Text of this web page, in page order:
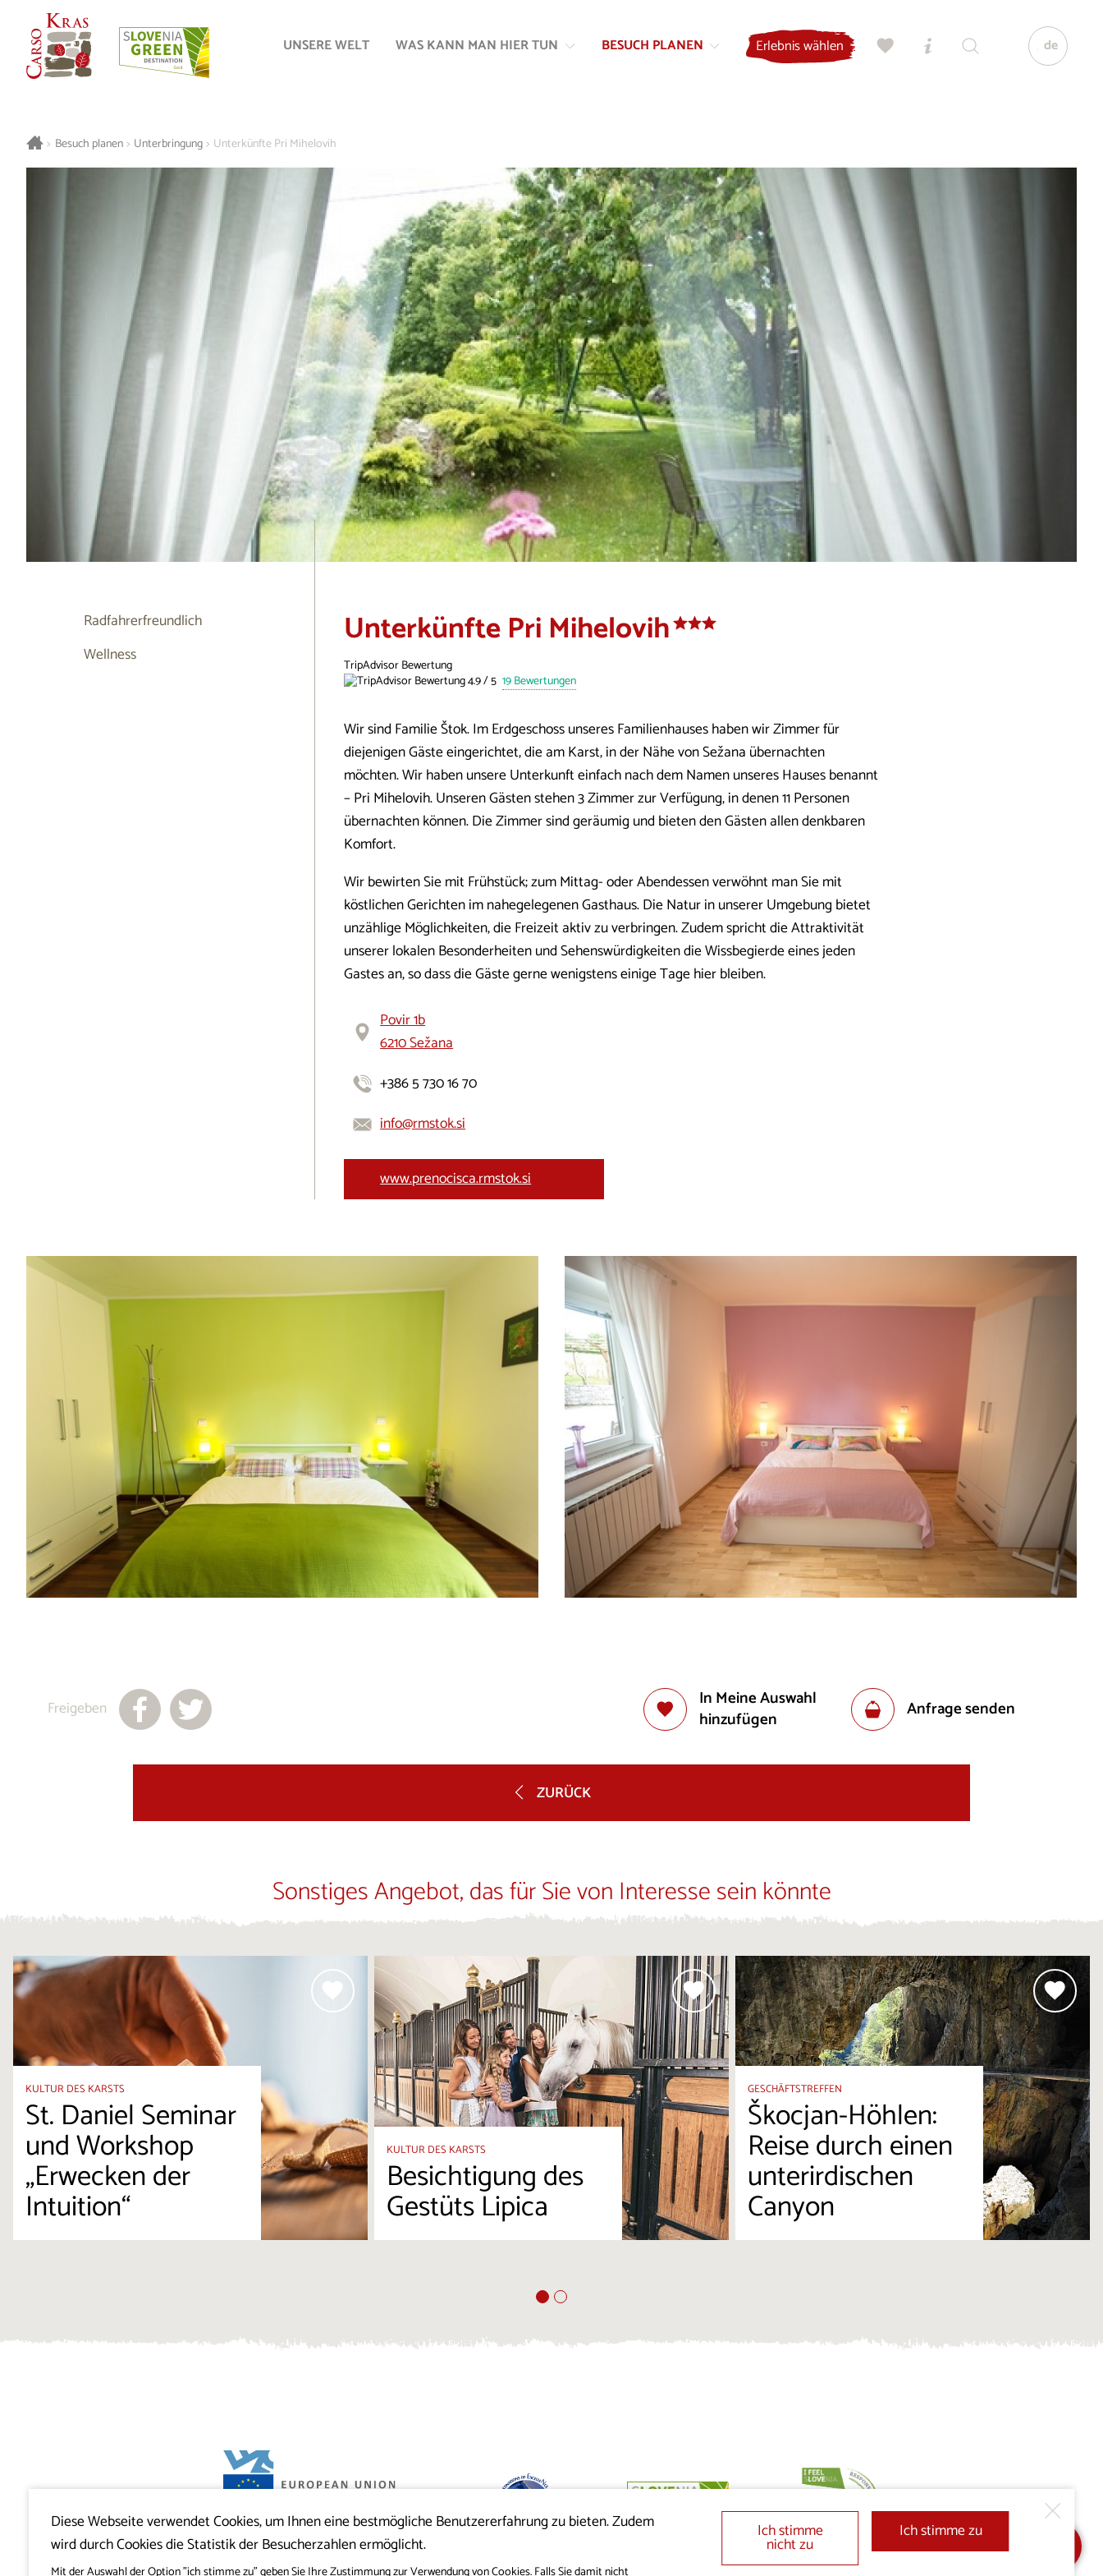
Inhalt
Navigation
UNSERE WELT WAS KANN MAN HIER TUN BESUCH PLANEN Erlebnis wählen de
> Besuch planen > Unterbringung > Unterkünfte Pri Mihelovih
Unterkünfte Pri Mihelovih
TripAdvisor Bewertung
19 Bewertungen
Wir sind Familie Štok. Im Erdgeschoss unseres Familienhauses haben wir Zimmer für
diejenigen Gäste eingerichtet, die am Karst, in der Nähe von Sežana übernachten
möchten. Wir haben unsere Unterkunft einfach nach dem Namen unseres Hauses benannt
– Pri Mihelovih. Unseren Gästen stehen 3 Zimmer zur Verfügung, in denen 11 Personen
übernachten können. Die Zimmer sind geräumig und bieten den Gästen allen denkbaren
Komfort.
Wir bewirten Sie mit Frühstück; zum Mittag- oder Abendessen verwöhnt man Sie mit
köstlichen Gerichten im nahegelegenen Gasthaus. Die Natur in unserer Umgebung bietet
unzählige Möglichkeiten, die Freizeit aktiv zu verbringen. Zudem spricht die Attraktivität
unserer lokalen Besonderheiten und Sehenswürdigkeiten die Wissbegierde eines jeden
Gastes an, so dass die Gäste gerne wenigstens einige Tage hier bleiben.
Povir 1b
6210 Sežana
+386 5 730 16 70
info@rmstok.si
www.prenocisca.rmstok.si
Radfahrerfreundlich
Wellness
In Meine Auswahl
hinzufügen
Anfrage senden
Freigeben
ZURÜCK
Sonstiges Angebot, das für Sie von Interesse sein könnte
KULTUR DES KARSTS
St. Daniel Seminar
und Workshop
„Erwecken der
Intuition“
KULTUR DES KARSTS
Besichtigung des
Gestüts Lipica
GESCHÄFTSTREFFEN
Škocjan-Höhlen:
Reise durch einen
unterirdischen
Canyon
Projekt Visitkras. Die Investition wird von der Republik
Slowenien und von der Europäischen Union aus dem
Europäischen Fonds für regionale Entwicklung
mitfinanziert.
Diese Webseite verwendet Cookies, um Ihnen eine bestmögliche Benutzererfahrung zu bieten. Zudem
wird durch Cookies die Statistik der Besucherzahlen ermöglicht.
Mit der Auswahl der Option "ich stimme zu" geben Sie Ihre Zustimmung zur Verwendung von Cookies. Falls Sie damit nicht
Ich stimme
nicht zu
Ich stimme zu